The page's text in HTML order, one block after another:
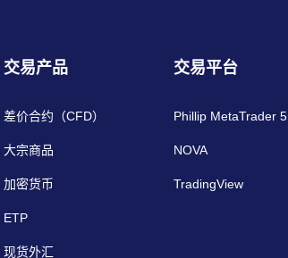
交易产品
差价合约（CFD）
大宗商品
加密货币
ETP
现货外汇
交易平台
Phillip MetaTrader 5
NOVA
TradingView